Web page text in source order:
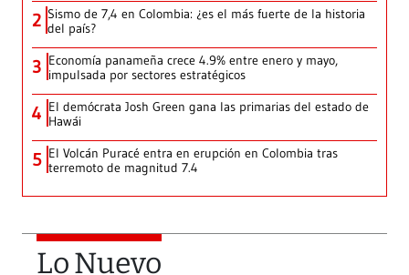
2 Sismo de 7,4 en Colombia: ¿es el más fuerte de la historia
del país?
3 Economía panameña crece 4.9% entre enero y mayo,
impulsada por sectores estratégicos
4 El demócrata Josh Green gana las primarias del estado de
Hawái
5 El Volcán Puracé entra en erupción en Colombia tras
terremoto de magnitud 7.4
Lo Nuevo